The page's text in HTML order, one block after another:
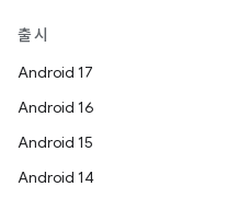
출시
Android 17
Android 16
Android 15
Android 14